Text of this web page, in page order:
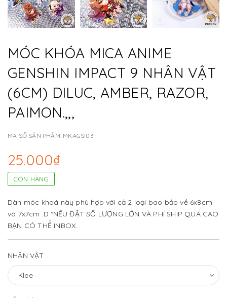
MÓC KHÓA MICA ANIME
GENSHIN IMPACT 9 NHÂN VẬT
(6CM) DILUC, AMBER, RAZOR,
PAIMON.,,,
MÃ SỐ SẢN PHẨM: MKAGSI03
25.000₫
CÒN HÀNG
Dàn móc khoá này phù hợp với cả 2 loại bao bảo về 6x8cm
và 7x7cm :D *NẾU ĐẶT SỐ LƯỢNG LỚN VÀ PHÍ SHIP QUÁ CAO
BẠN CÓ THỂ INBOX...
NHÂN VẬT